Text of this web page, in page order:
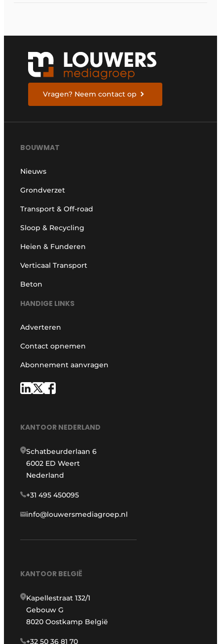
Vragen? Neem contact op
BOUWMAT
Nieuws
Grondverzet
Transport & Off-road
Sloop & Recycling
Heien & Funderen
Verticaal Transport
Beton
HANDIGE LINKS
Adverteren
Contact opnemen
Abonnement aanvragen
KANTOOR NEDERLAND
Schatbeurderlaan 6
6002 ED Weert
Nederland
+31 495 450095
info@louwersmediagroep.nl
KANTOOR BELGIË
Kapellestraat 132/1
Gebouw G
8020 Oostkamp België
+32 50 36 81 70